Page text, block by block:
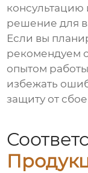
консультацию
решение для
Если вы
рекомендуем
опытом
избежать
защиту от